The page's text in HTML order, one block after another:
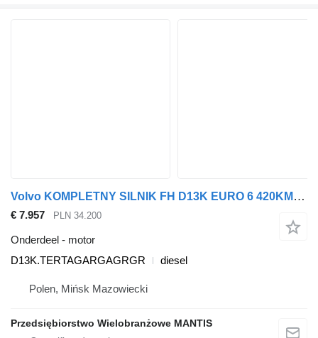
Volvo KOMPLETNY SILNIK FH D13K EURO 6 420KM 460KM 500KM 540KM K4 D13K.TERTAGARGAGRGR motor voor trekker
€ 7.957 PLN 34.200
Onderdeel - motor
D13K.TERTAGARGAGRGR
diesel
Polen, Mińsk Mazowiecki
Przedsiębiorstwo Wielobranżowe MANTIS